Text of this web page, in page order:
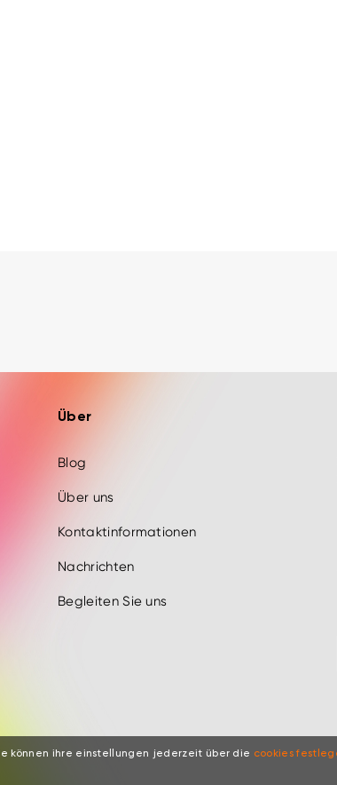
Über
Blog
Über uns
Kontaktinformationen
Nachrichten
Begleiten Sie uns
können ihre einstellungen jederzeit über die cookies